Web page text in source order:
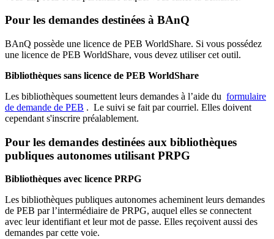
Pour les demandes destinées à BAnQ
BAnQ possède une licence de PEB WorldShare. Si vous possédez
une licence de PEB WorldShare, vous devez utiliser cet outil.
Bibliothèques sans licence de PEB WorldShare
Les bibliothèques soumettent leurs demandes à l’aide du formulaire
de demande de PEB . Le suivi se fait par courriel. Elles doivent
cependant s'inscrire préalablement.
Pour les demandes destinées aux bibliothèques
publiques autonomes utilisant PRPG
Bibliothèques avec licence PRPG
Les bibliothèques publiques autonomes acheminent leurs demandes
de PEB par l’intermédiaire de PRPG, auquel elles se connectent
avec leur identifiant et leur mot de passe. Elles reçoivent aussi des
demandes par cette voie.